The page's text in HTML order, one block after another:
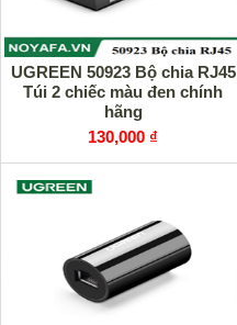
UGREEN 50923 Bộ chia RJ45
Túi 2 chiếc màu đen chính
hãng
130,000 ₫